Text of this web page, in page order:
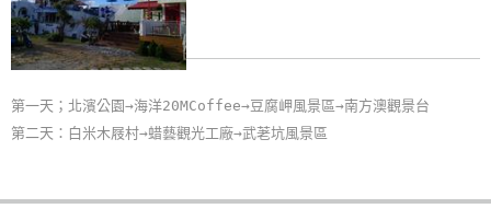
第一天；北濱公園→海洋20MCoffee→豆腐岬風景區→南方澳觀景台
第二天：白米木屐村→蜡藝觀光工廠→武荖坑風景區